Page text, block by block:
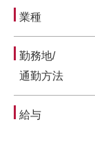
業種
勤務地/
通勤方法
給与